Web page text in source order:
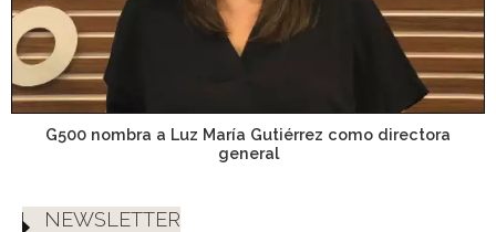
G500 nombra a Luz María Gutiérrez como directora
general
NEWSLETTER